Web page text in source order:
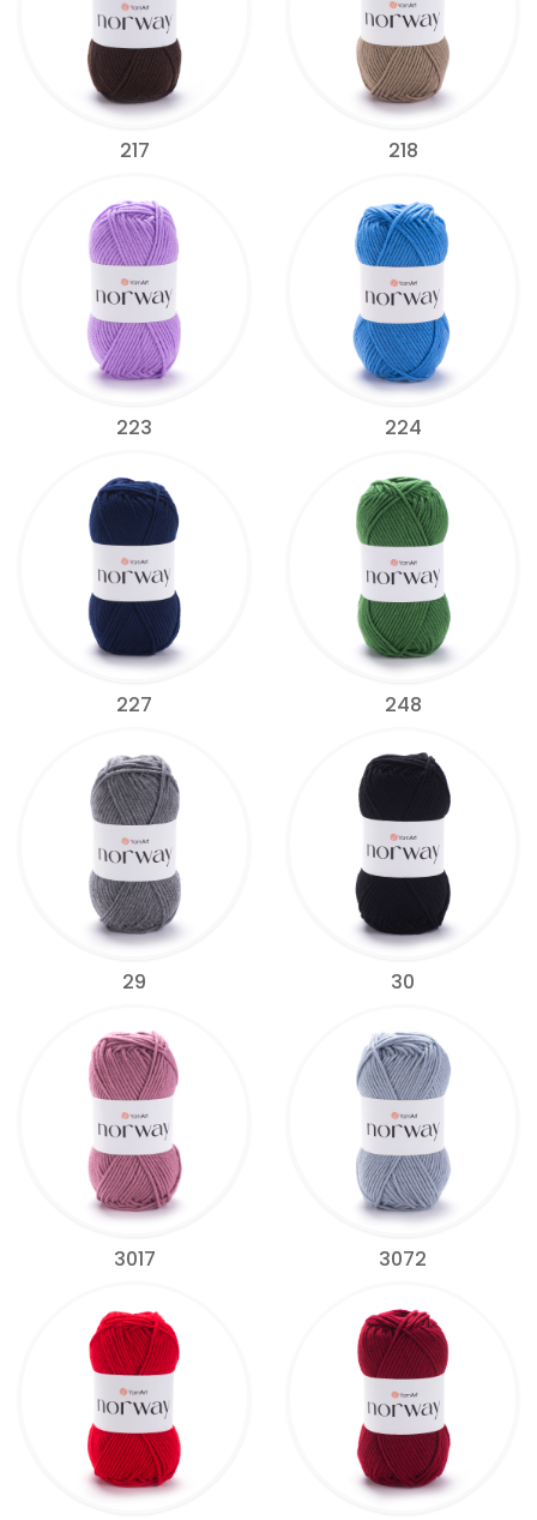
217 218
223 224
227 248
29 30
3017 3072